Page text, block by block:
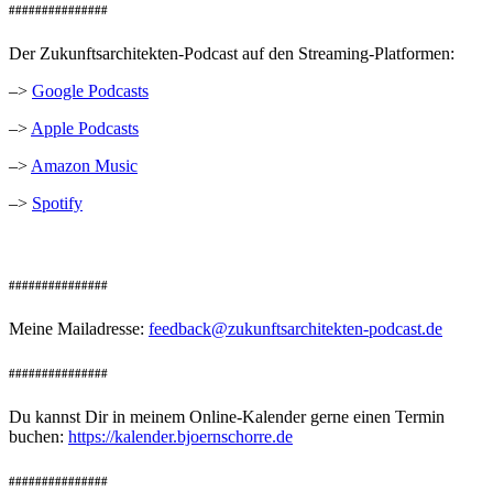
###############
Der Zukunftsarchitekten-Podcast auf den Streaming-Platformen:
–> Google Podcasts
–> Apple Podcasts
–> Amazon Music
–> Spotify
###############
Meine Mailadresse: feedback@zukunftsarchitekten-podcast.de
###############
Du kannst Dir in meinem Online-Kalender gerne einen Termin
buchen: https://kalender.bjoernschorre.de
###############